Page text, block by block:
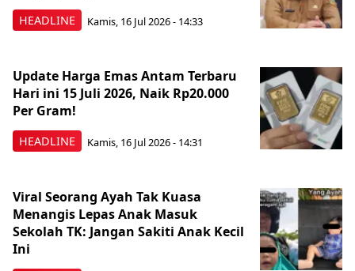
HEADLINE Kamis, 16 Jul 2026 - 14:33
HEADLINE
Update Harga Emas Antam Terbaru
Hari ini 15 Juli 2026, Naik Rp20.000
Per Gram!
Kamis, 16 Jul 2026 - 14:31
Viral Seorang Ayah Tak Kuasa
Menangis Lepas Anak Masuk
Sekolah TK: Jangan Sakiti Anak Kecil
Ini